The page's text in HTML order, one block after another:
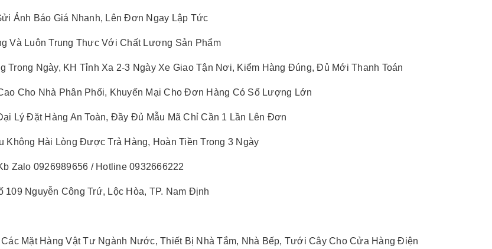
Ảnh Báo Giá Nhanh, Lên Đơn Ngay Lập Tức
Và Luôn Trung Thực Với Chất Lượng Sản Phẩm
Trong Ngày, KH Tỉnh Xa 2-3 Ngày Xe Giao Tận Nơi, Kiểm Hàng Đúng, Đủ Mới Thanh Toán
Cho Nhà Phân Phối, Khuyến Mại Cho Đơn Hàng Có Số Lượng Lớn
Lý Đặt Hàng An Toàn, Đầy Đủ Mẫu Mã Chỉ Cần 1 Lần Lên Đơn
Không Hài Lòng Được Trả Hàng, Hoàn Tiền Trong 3 Ngày
Zalo 0926989656 / Hotline 0932666222
109 Nguyễn Công Trứ, Lộc Hòa, TP. Nam Định
Các Mặt Hàng Vật Tư Ngành Nước, Thiết Bị Nhà Tắm, Nhà Bếp, Tưới Cây Cho Cửa Hàng Điện